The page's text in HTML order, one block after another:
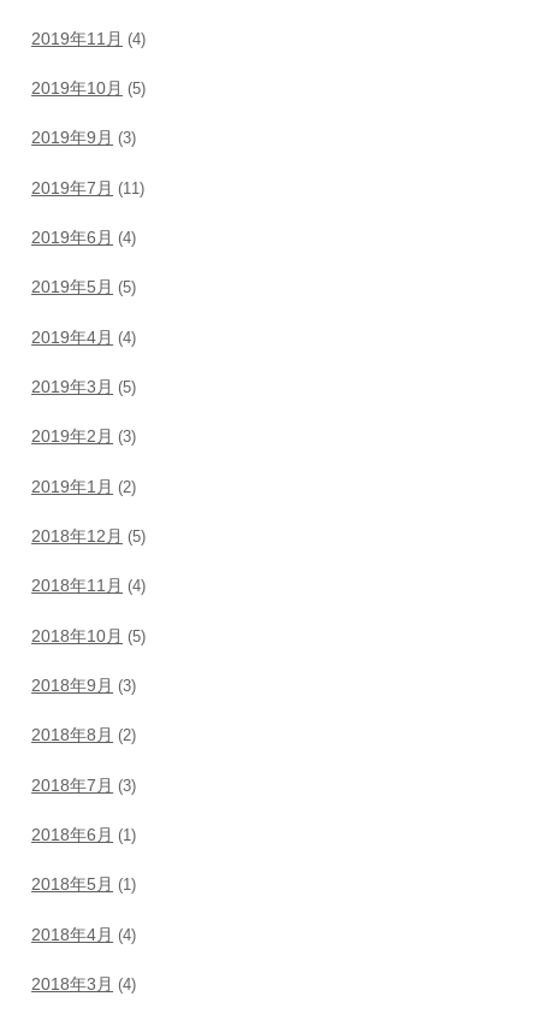
2019年11月 (4)
2019年10月 (5)
2019年9月 (3)
2019年7月 (11)
2019年6月 (4)
2019年5月 (5)
2019年4月 (4)
2019年3月 (5)
2019年2月 (3)
2019年1月 (2)
2018年12月 (5)
2018年11月 (4)
2018年10月 (5)
2018年9月 (3)
2018年8月 (2)
2018年7月 (3)
2018年6月 (1)
2018年5月 (1)
2018年4月 (4)
2018年3月 (4)